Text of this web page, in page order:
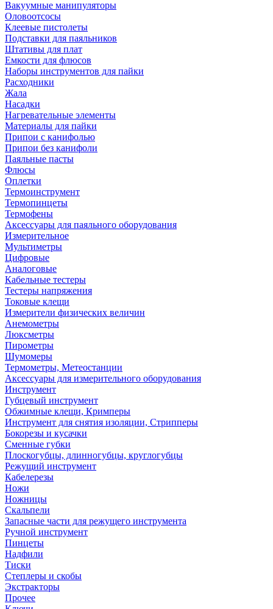
Вакуумные манипуляторы
Оловоотсосы
Клеевые пистолеты
Подставки для паяльников
Штативы для плат
Емкости для флюсов
Наборы инструментов для пайки
Расходники
Жала
Насадки
Нагревательные элементы
Материалы для пайки
Припои с канифолью
Припои без канифоли
Паяльные пасты
Флюсы
Оплетки
Термоинструмент
Термопинцеты
Термофены
Аксессуары для паяльного оборудования
Измерительное
Мультиметры
Цифровые
Аналоговые
Кабельные тестеры
Тестеры напряжения
Токовые клещи
Измерители физических величин
Анемометры
Люксметры
Пирометры
Шумомеры
Термометры, Метеостанции
Аксессуары для измерительного оборудования
Инструмент
Губцевый инструмент
Обжимные клещи, Кримперы
Инструмент для снятия изоляции, Стрипперы
Бокорезы и кусачки
Сменные губки
Плоскогубцы, длинногубцы, круглогубцы
Режущий инструмент
Кабелерезы
Ножи
Ножницы
Скальпели
Запасные части для режущего инструмента
Ручной инструмент
Пинцеты
Надфили
Тиски
Степлеры и скобы
Экстракторы
Прочее